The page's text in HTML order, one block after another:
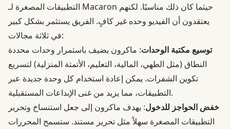
التطبيقات المصغرة لـ Macaron حيثما كان ذلك مناسبًا. لكنهم
يعتقدون أن الفيديو وحده غير كافٍ. الفريق يستثمر بشكل كبير
في ثلاثة مجالات:
توسيع مكتبة الوحدات: ماكرون يضيف باستمرار وحدات محددة
النطاق (مثل الطهي، المالية، التعليم، الأتمتة المنزلية) لتسريع
تكوين الشفرات. يمكن إعادة استخدام كل وحدة جديدة عبر
التطبيقات، مما يزيد من غنى الإبداعات المستقبلية.
خفض الحواجز للدخول: يهدف ماكرون إلى جعل استنساخ وتحرير
التطبيقات المصغرة سهلاً مثل تحرير مستند. ستسمح المحررات